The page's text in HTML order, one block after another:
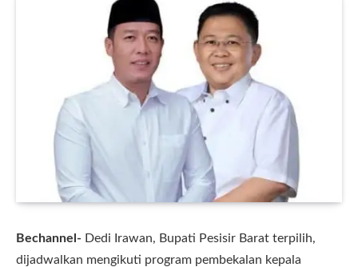
Bechannel- Dedi Irawan, Bupati Pesisir Barat terpilih,
dijadwalkan mengikuti program pembekalan kepala